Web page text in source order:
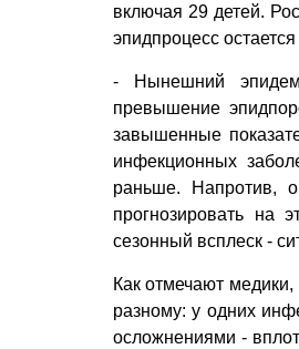
включая 29 детей.
эпидпроцесс
- Нынешний
превышение
завышенные
инфекционных
раньше. Напротив,
прогнозировать на
сезонный всплеск -
Как отмечают
разному: у одних
осложнениями -